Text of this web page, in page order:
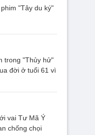
"Tây du ký"
trong "Thủy hử"
đời ở tuổi 61 vì
vai Tư Mã Ý
chống chọi